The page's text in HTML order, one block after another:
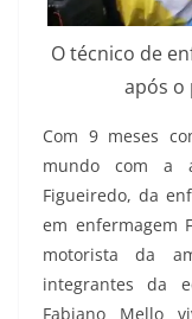
O técnico de
após o
Com 9 meses
mundo com a
Figueiredo, da
em enfermagem
motorista da
integrantes da
Fabiano Mello